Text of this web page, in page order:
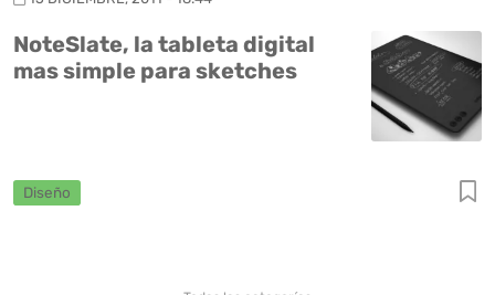
NoteSlate, la tableta digital
mas simple para sketches
Diseño